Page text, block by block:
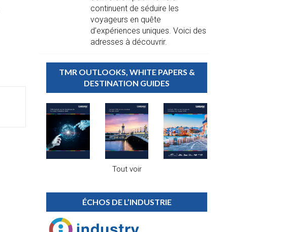
continuent de séduire les
voyageurs en quête
d’expériences uniques. Voici des
adresses à découvrir.
TMR OUTLOOKS, WHITE PAPERS &
DESTINATION GUIDES
Tout voir
ÉCHOS DE L’INDUSTRIE